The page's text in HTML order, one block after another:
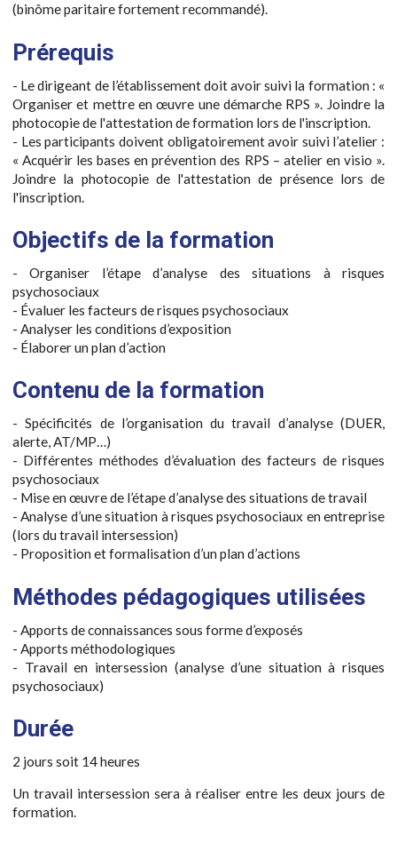
(binôme paritaire fortement recommandé).
Prérequis
- Le dirigeant de l’établissement doit avoir suivi la formation : «
Organiser et mettre en œuvre une démarche RPS ». Joindre la
photocopie de l'attestation de formation lors de l'inscription.
- Les participants doivent obligatoirement avoir suivi l’atelier :
« Acquérir les bases en prévention des RPS – atelier en visio ».
Joindre la photocopie de l'attestation de présence lors de
l'inscription.
Objectifs de la formation
- Organiser l’étape d’analyse des situations à risques
psychosociaux
- Évaluer les facteurs de risques psychosociaux
- Analyser les conditions d’exposition
- Élaborer un plan d’action
Contenu de la formation
- Spécificités de l’organisation du travail d’analyse (DUER,
alerte, AT/MP…)
- Différentes méthodes d’évaluation des facteurs de risques
psychosociaux
- Mise en œuvre de l’étape d’analyse des situations de travail
- Analyse d’une situation à risques psychosociaux en entreprise
(lors du travail intersession)
- Proposition et formalisation d’un plan d’actions
Méthodes pédagogiques utilisées
- Apports de connaissances sous forme d’exposés
- Apports méthodologiques
- Travail en intersession (analyse d’une situation à risques
psychosociaux)
Durée
2 jours soit 14 heures
Un travail intersession sera à réaliser entre les deux jours de
formation.